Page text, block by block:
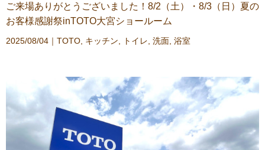
ご来場ありがとうございました！8/2（土）・8/3（日）夏の
お客様感謝祭inTOTO大宮ショールーム
2025/08/04｜ TOTO キッチン トイレ 洗面 浴室